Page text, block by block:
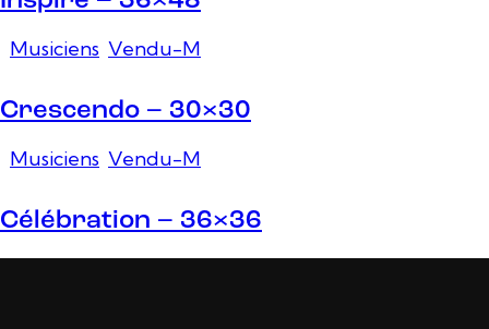
Musiciens Vendu-M
Crescendo – 30×30
Musiciens Vendu-M
Célébration – 36×36